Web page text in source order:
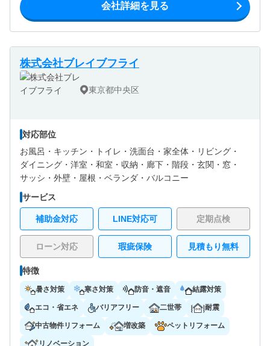
会社詳細を見る
株式会社ブレイブフライ
東京都中央区
対応部位
お風呂・ キッチン・ トイレ・ 洗面台・ 家全体・ リビング・
ダイニング・ 洋室・ 和室・ 収納・ 廊下・ 階段・ 玄関・ 窓・
サッシ・ 外壁・ 屋根・ ベランダ・バルコニー
サービス
補助金対応 LINE対応可 定期点検
ローン対応 瑕疵保険 見積もり無料
特徴
暑さ対策 寒さ対策 防音・遮音 結露対策
エコ・省エネ バリアフリー 二世帯 耐震
中古物件リフォーム 増改築 ペットリフォーム
リノベーション